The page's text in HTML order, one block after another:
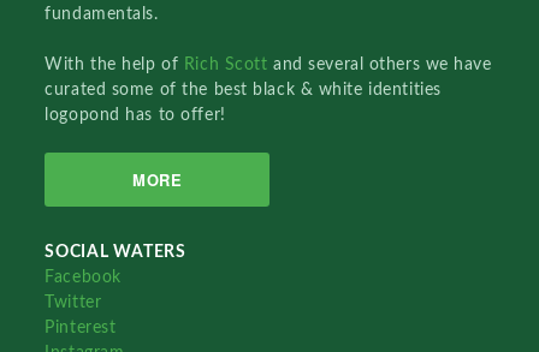
fundamentals.
With the help of Rich Scottand several others we have
curated some of the best black & white identities
logopond has to offer!
MORE
SOCIAL WATERS
Facebook
Twitter
Pinterest